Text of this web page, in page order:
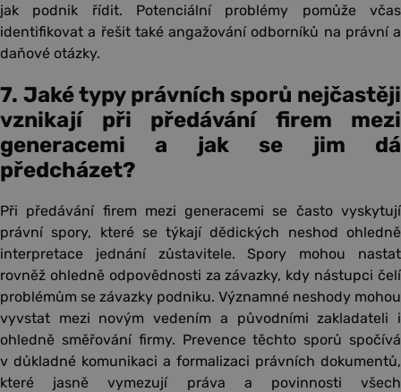
jak podnik řídit. Potenciální problémy pomůže včas
identifikovat a řešit také angažování odborníků na právní a
daňové otázky.
7. Jaké typy právních sporů nejčastěji
vznikají při předávání firem mezi
generacemi a jak se jim dá
předcházet?
Při předávání firem mezi generacemi se často vyskytují
právní spory, které se týkají dědických neshod ohledně
interpretace jednání zůstavitele. Spory mohou nastat
rovněž ohledně odpovědnosti za závazky, kdy nástupci čelí
problémům se závazky podniku. Významné neshody mohou
vyvstat mezi novým vedením a původními zakladateli i
ohledně směřování firmy. Prevence těchto sporů spočívá
v důkladné komunikaci a formalizaci právních dokumentů,
které jasně vymezují práva a povinnosti všech